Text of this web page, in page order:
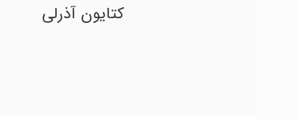
کتایون آذرلی